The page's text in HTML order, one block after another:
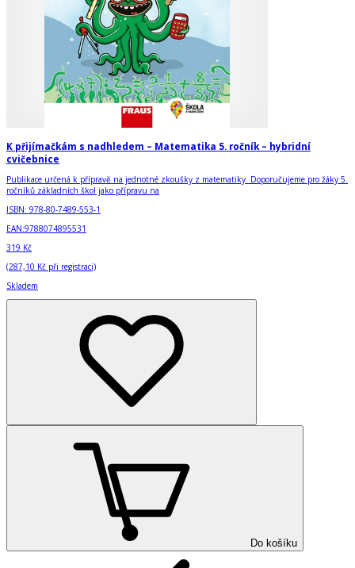
K přijímačkám s nadhledem – Matematika 5. ročník – hybridní
cvičebnice
Publikace určená k přípravě na jednotné zkoušky z matematiky. Doporučujeme pro žáky 5.
ročníků základních škol jako přípravu na
ISBN: 978-80-7489-553-1
EAN:9788074895531
319 Kč
(287,10 Kč při registraci)
Skladem
Do košíku